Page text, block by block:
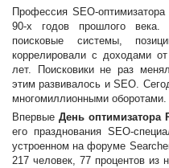
Профессия SEO-
90-х годов прошлого века.
поисковые системы,
коррелировали с доходами
лет. Поисковики не раз
этим развивалось и SEO.
многомиллионными оборотами.
Впервые День оптимизатора
его празднования SEO-
устроенном на форуме
217 человек, 77 процентов из